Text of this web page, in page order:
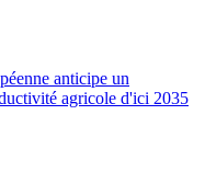
anticipe un
agricole d'ici 2035